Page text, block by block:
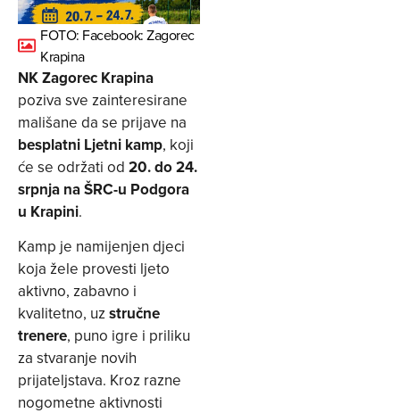
FOTO: Facebook: Zagorec
Krapina
NK Zagorec Krapina
poziva sve zainteresirane
mališane da se prijave na
besplatni Ljetni kamp, koji
će se održati od 20. do 24.
srpnja na ŠRC-u Podgora
u Krapini.
Kamp je namijenjen djeci
koja žele provesti ljeto
aktivno, zabavno i
kvalitetno, uzstručne
trenere, puno igre i priliku
za stvaranje novih
prijateljstava. Kroz razne
nogometne aktivnosti